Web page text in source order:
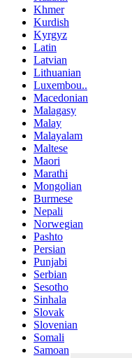
Khmer
Kurdish
Kyrgyz
Latin
Latvian
Lithuanian
Luxembou..
Macedonian
Malagasy
Malay
Malayalam
Maltese
Maori
Marathi
Mongolian
Burmese
Nepali
Norwegian
Pashto
Persian
Punjabi
Serbian
Sesotho
Sinhala
Slovak
Slovenian
Somali
Samoan